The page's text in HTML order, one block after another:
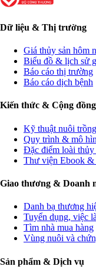
Dữ liệu & Thị trường
Giá thủy sản hôm
Biểu đồ & lịch sử
Báo cáo thị trường
Báo cáo dịch bệnh
Kiến thức & Cộng đồng
Kỹ thuật nuôi trồng
Quy trình & mô
Đặc điểm loài thủy
Thư viện Ebook &
Giao thương & Doanh
Danh bạ thương
Tuyển dụng, việc
Tìm nhà mua hàng
Vùng nuôi và
Sản phẩm & Dịch vụ